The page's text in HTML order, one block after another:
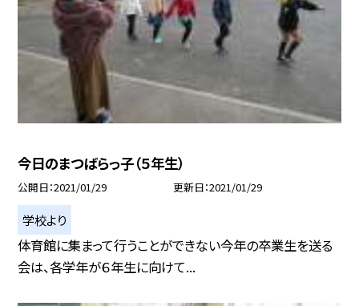
今日のまつばらっ子（５年生）
公開日 2021/01/29 更新日 2021/01/29
学校より
体育館に集まって行うことができない今年の卒業生を送る
会は、各学年が６年生に向けて...